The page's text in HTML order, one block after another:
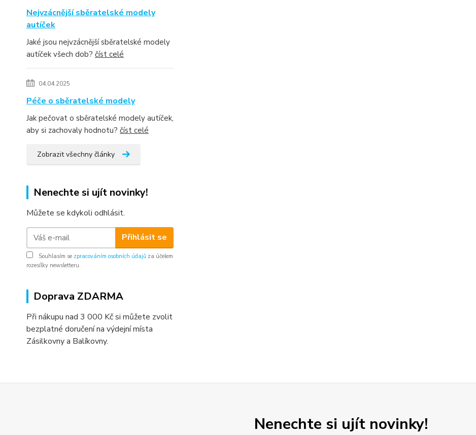
Nejvzácnější sběratelské modely
autíček
Jaké jsou nejvzácnější sběratelské modely
autíček všech dob? číst celé
04.04.2025
Péče o sběratelské modely
Jak pečovat o sběratelské modely autíček,
aby si zachovaly hodnotu? číst celé
Zobrazit všechny články
Nenechte si ujít novinky!
Můžete se kdykoli odhlásit.
Přihlásit se
Souhlasím se zpracováním osobních údajů za účelem
rozesílky newsletteru.
Doprava ZDARMA
Při nákupu nad 3 000 Kč si můžete zvolit
bezplatné doručení na výdejní místa
Zásilkovny a Balíkovny.
Nenechte si ujít novinky!